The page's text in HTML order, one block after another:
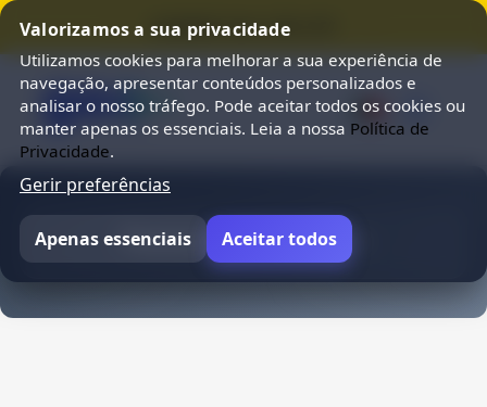
Valorizamos a sua privacidade
Utilizamos cookies para melhorar a sua experiência de
navegação, apresentar conteúdos personalizados e
analisar o nosso tráfego. Pode aceitar todos os cookies ou
manter apenas os essenciais. Leia a nossa Política de
Privacidade.
Gerir preferências
Apenas essenciais Aceitar todos
⭐ SUMMER SALE 25% OFF ⭐
Termos de Serviço